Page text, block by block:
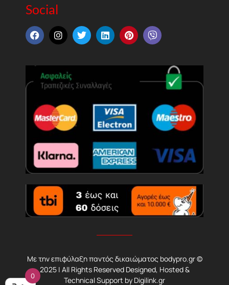
Social
Με την επιφύλαξη παντός δικαιώματος bodypro.gr ©
2025 | All Rights Reserved Designed, Hosted &
Technical Support by Digilink.gr
0